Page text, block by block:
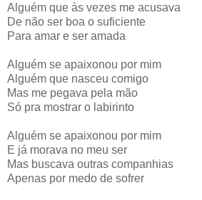
Alguém que às vezes me acusava
De não ser boa o suficiente
Para amar e ser amada
Alguém se apaixonou por mim
Alguém que nasceu comigo
Mas me pegava pela mão
Só pra mostrar o labirinto
Alguém se apaixonou por mim
E já morava no meu ser
Mas buscava outras companhias
Apenas por medo de sofrer